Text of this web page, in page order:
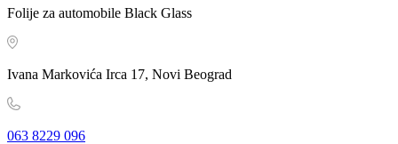
Folije za automobile Black Glass
Ivana Markovića Irca 17, Novi Beograd
063 8229 096